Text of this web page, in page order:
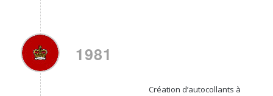
1981
Création d’autocollants à